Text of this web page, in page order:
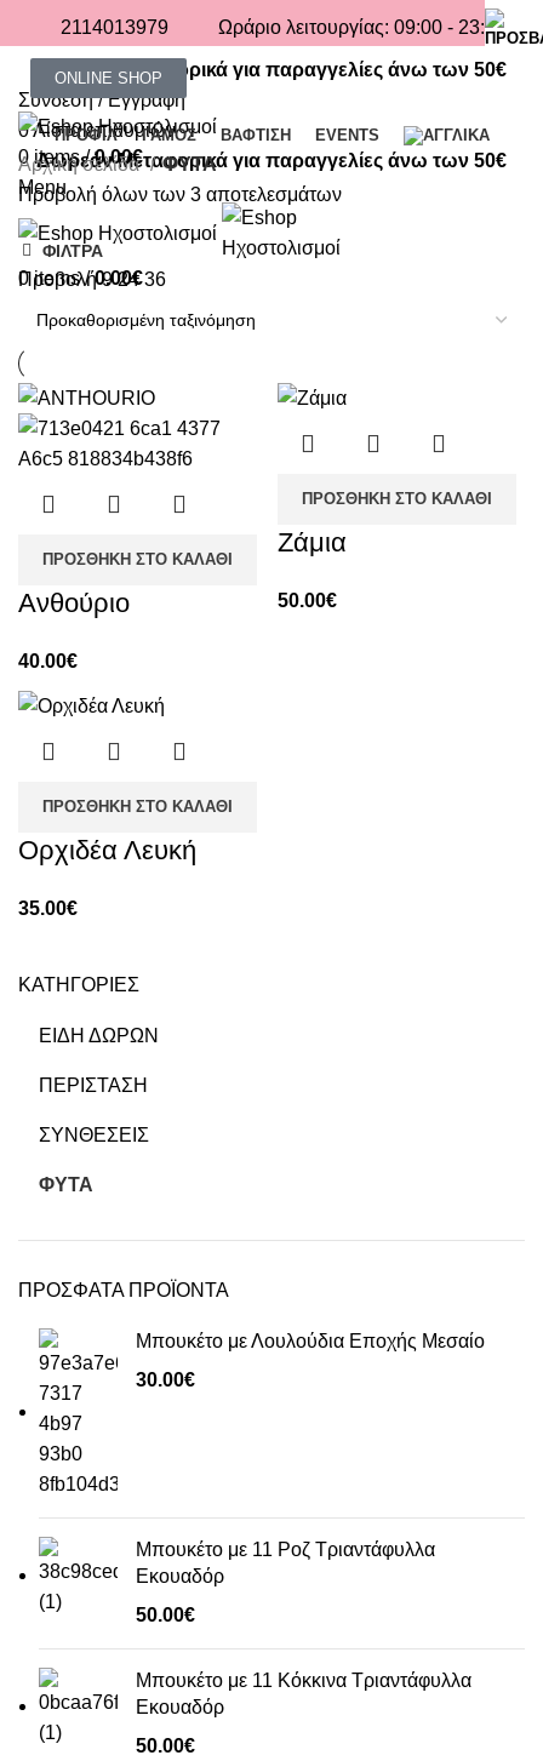
2114013979 Ωράριο λειτουργίας: 09:00 - 23:00
Δωρεάν Μεταφορικά για παραγγελίες άνω των 50€
Σύνδεση / Εγγραφή
0Λίστα επιθυμιών
Δωρεάν Μεταφορικά για παραγγελίες άνω των 50€
ONLINE SHOP
0items / 0.00€
Menu
0items / 0.00€
ΠΡΟΦΙΛ ΓΑΜΟΣ ΒΑΦΤΙΣΗ EVENTS
ΚΑΤΗΓΟΡΙΕΣ
ΕΙΔΗ ΔΩΡΩΝ
ΠΕΡΙΣΤΑΣΗ
ΣΥΝΘΕΣΕΙΣ
ΦΥΤΑ
ΠΡΟΣΦΑΤΑ ΠΡΟΪΟΝΤΑ
Μπουκέτο με Λουλούδια Εποχής Μεσαίο
30.00€
Μπουκέτο με 11 Ροζ Τριαντάφυλλα
Εκουαδόρ
50.00€
Μπουκέτο με 11 Κόκκινα Τριαντάφυλλα
Εκουαδόρ
50.00€
Αρχική σελίδα
ΦΥΤΑ
Προβολή όλων των 3 αποτελεσμάτων
ΦΙΛΤΡΑ
Προβολή92436
ΠΡΟΣΘΉΚΗ ΣΤΟ ΚΑΛΆΘΙ
Ανθούριο
40.00€
ΠΡΟΣΘΉΚΗ ΣΤΟ ΚΑΛΆΘΙ
Ζάμια
50.00€
ΠΡΟΣΘΉΚΗ ΣΤΟ ΚΑΛΆΘΙ
Ορχιδέα Λευκή
35.00€